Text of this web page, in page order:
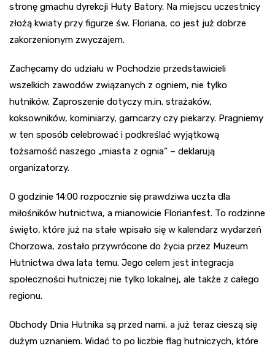
stronę gmachu dyrekcji Huty Batory. Na miejscu uczestnicy
złożą kwiaty przy figurze św. Floriana, co jest już dobrze
zakorzenionym zwyczajem.
Zachęcamy do udziału w Pochodzie przedstawicieli
wszelkich zawodów związanych z ogniem, nie tylko
hutników. Zaproszenie dotyczy m.in. strażaków,
koksowników, kominiarzy, garncarzy czy piekarzy. Pragniemy
w ten sposób celebrować i podkreślać wyjątkową
tożsamość naszego „miasta z ognia” – deklarują
organizatorzy.
O godzinie 14:00 rozpocznie się prawdziwa uczta dla
miłośników hutnictwa, a mianowicie Florianfest. To rodzinne
święto, które już na stałe wpisało się w kalendarz wydarzeń
Chorzowa, zostało przywrócone do życia przez Muzeum
Hutnictwa dwa lata temu. Jego celem jest integracja
społeczności hutniczej nie tylko lokalnej, ale także z całego
regionu.
Obchody Dnia Hutnika są przed nami, a już teraz cieszą się
dużym uznaniem. Widać to po liczbie flag hutniczych, które